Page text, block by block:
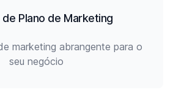
Plano de Marketing
marketing abrangente para o
seu negócio